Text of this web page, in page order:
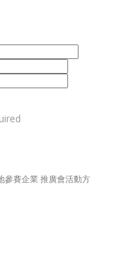
參賽企業 推廣會活動方